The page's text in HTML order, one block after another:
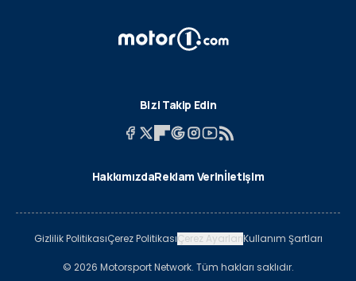
Bizi Takip Edin
HakkımızdaReklam Verinİletişim
Gizlilik PolitikasıÇerez PolitikasıÇerez AyarlarıKullanım Şartları
© 2026 Motorsport Network. Tüm hakları saklıdır.